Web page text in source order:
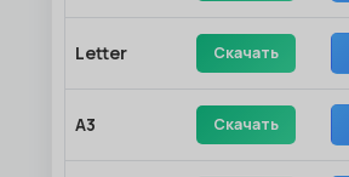
Letter Скачать
A3 Скачать